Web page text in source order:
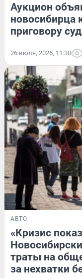
Аукцион
новосибирца
приговору
26 июля, 2026, 11:30
АВТО
«Кризис
траты на
за нехватки